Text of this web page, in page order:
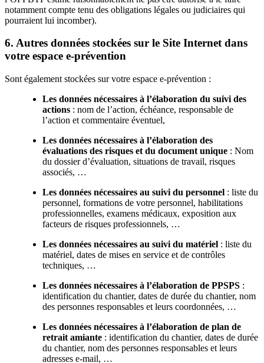
notamment compte tenu des obligations légales ou judiciaires qui
pourraient lui incomber).
6. Autres données stockées sur le Site Internet dans
votre espace e-prévention
Sont également stockées sur votre espace e-prévention :
Les données nécessaires à l’élaboration du suivi des
actions : nom de l’action, échéance, responsable de
l’action et commentaire éventuel,
Les données nécessaires à l’élaboration des
évaluations des risques et du document unique : Nom
du dossier d’évaluation, situations de travail, risques
associés, …
Les données nécessaires au suivi du personnel : liste du
personnel, formations de votre personnel, habilitations
professionnelles, examens médicaux, exposition aux
facteurs de risques professionnels, …
Les données nécessaires au suivi du matériel : liste du
matériel, dates de mises en service et de contrôles
techniques, …
Les données nécessaires à l’élaboration de PPSPS :
identification du chantier, dates de durée du chantier, nom
des personnes responsables et leurs coordonnées, …
Les données nécessaires à l’élaboration de plan de
retrait amiante : identification du chantier, dates de durée
du chantier, nom des personnes responsables et leurs
adresses e-mail, …